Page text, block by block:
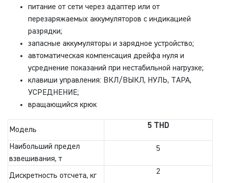
питание от сети через адаптер или от
перезаряжаемых аккумуляторов с индикацией
разрядки;
запасные аккумуляторы и зарядное устройство;
автоматическая компенсация дрейфа нуля и
усреднение показаний при нестабильной нагрузке;
клавиши управления: ВКЛ/ВЫКЛ, НУЛЬ, ТАРА,
УСРЕДНЕНИЕ;
вращающийся крюк
Модель 5 THD
Наибольший предел
взвешивания, т
5
Дискретность отсчета, кг 2